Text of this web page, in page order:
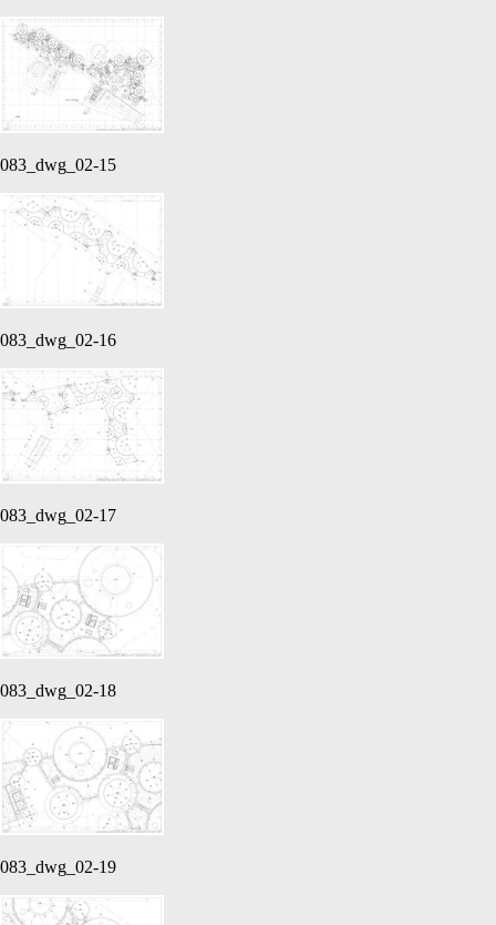
083_dwg_02-15
083_dwg_02-16
083_dwg_02-17
083_dwg_02-18
083_dwg_02-19